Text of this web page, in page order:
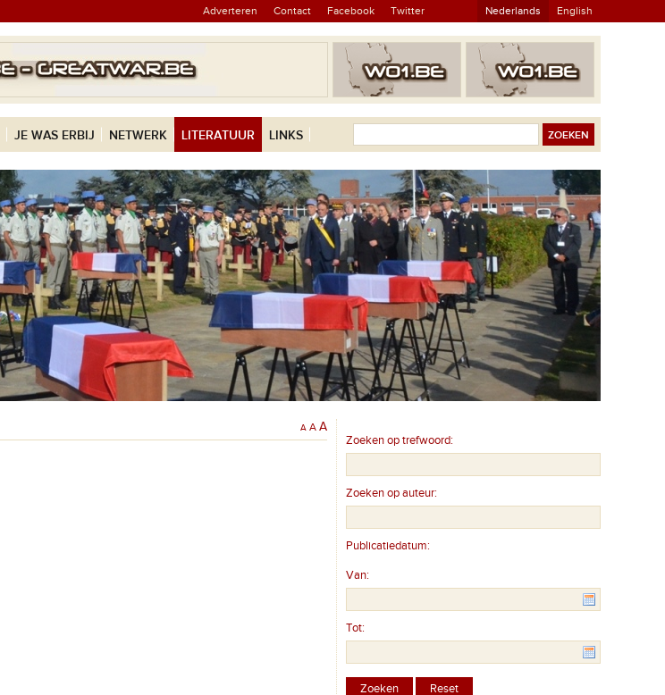
Adverteren Contact Facebook Twitter Nederlands English
JE WAS ERBIJ NETWERK LITERATUUR LINKS
A A A
Zoeken op trefwoord:
Zoeken op auteur:
Publicatiedatum:
Van:
Tot: